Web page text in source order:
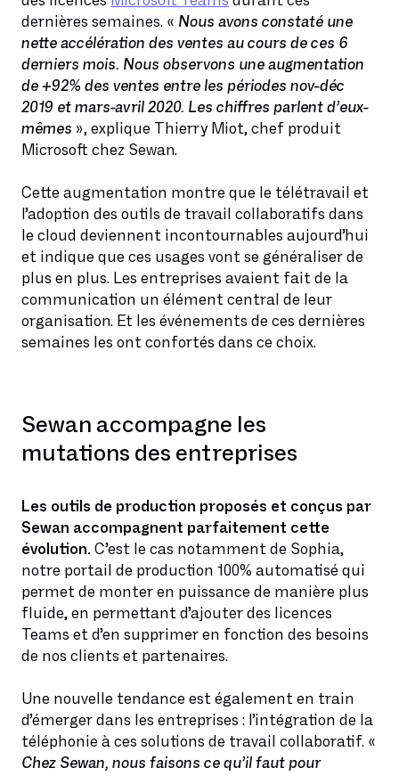
dernières semaines. « Nous avons constaté une
nette accélération des ventes au cours de ces 6
derniers mois. Nous observons une augmentation
de +92% des ventes entre les périodes nov-déc
2019 et mars-avril 2020. Les chiffres parlent d’eux-
mêmes », explique Thierry Miot, chef produit
Microsoft chez Sewan.
Cette augmentation montre que le télétravail et
l’adoption des outils de travail collaboratifs dans
le cloud deviennent incontournables aujourd’hui
et indique que ces usages vont se généraliser de
plus en plus. Les entreprises avaient fait de la
communication un élément central de leur
organisation. Et les événements de ces dernières
semaines les ont confortés dans ce choix.
Sewan accompagne les
mutations des entreprises
Les outils de production proposés et conçus par
Sewan accompagnent parfaitement cette
évolution. C’est le cas notamment de Sophia,
notre portail de production 100% automatisé qui
permet de monter en puissance de manière plus
fluide, en permettant d’ajouter des licences
Teams et d’en supprimer en fonction des besoins
de nos clients et partenaires.
Une nouvelle tendance est également en train
d’émerger dans les entreprises : l’intégration de la
téléphonie à ces solutions de travail collaboratif. «
Chez Sewan, nous faisons ce qu’il faut pour